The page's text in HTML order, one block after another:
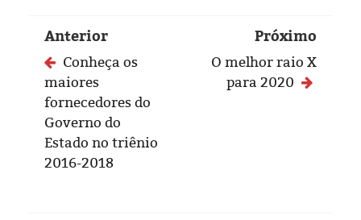
Anterior
Conheça os
maiores
fornecedores do
Governo do
Estado no triênio
2016-2018
Próximo
O melhor raio X
para 2020